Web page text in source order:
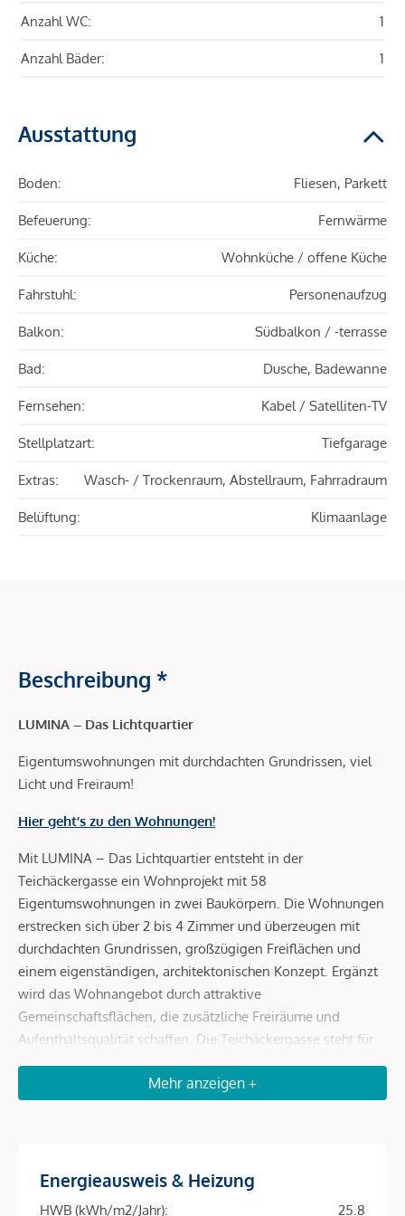
Anzahl WC: 1
Anzahl Bäder: 1
Ausstattung
Boden: Fliesen, Parkett
Befeuerung: Fernwärme
Küche: Wohnküche / offene Küche
Fahrstuhl: Personenaufzug
Balkon: Südbalkon / -terrasse
Bad: Dusche, Badewanne
Fernsehen: Kabel / Satelliten-TV
Stellplatzart: Tiefgarage
Extras: Wasch- / Trockenraum, Abstellraum, Fahrradraum
Belüftung: Klimaanlage
Beschreibung *
LUMINA – Das Lichtquartier
Eigentumswohnungen mit durchdachten Grundrissen, viel
Licht und Freiraum!
Hier geht’s zu den Wohnungen!
Mit LUMINA – Das Lichtquartier entsteht in der
Teichäckergasse ein Wohnprojekt mit 58
Eigentumswohnungen in zwei Baukörpern. Die Wohnungen
erstrecken sich über 2 bis 4 Zimmer und überzeugen mit
durchdachten Grundrissen, großzügigen Freiflächen und
einem eigenständigen, architektonischen Konzept. Ergänzt
wird das Wohnangebot durch attraktive
Gemeinschaftsflächen, die zusätzliche Freiräume und
Aufenthaltsqualität schaffen. Die Teichäckergasse steht für
ein Wohnumfeld mit viel Freiraum und besonderem
Grünbezug. Angrenzend an das Stadtwäldchen entsteht ein
Durchdachte Grundrisse und helle Wohnräume
Mehr anzeigen +
Energieausweis & Heizung
HWB (kWh/m2/Jahr):
25.8